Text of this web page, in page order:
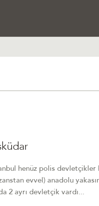
henüz polis devletçikler
evvel) anadolu
2 ayrı devletçik vardı...